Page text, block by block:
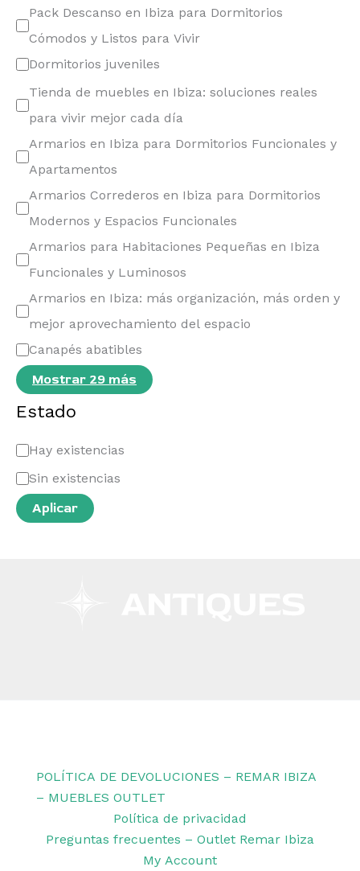
Pack Descanso en Ibiza para Dormitorios
Cómodos y Listos para Vivir
Dormitorios juveniles
Tienda de muebles en Ibiza: soluciones reales
para vivir mejor cada día
Armarios en Ibiza para Dormitorios Funcionales y
Apartamentos
Armarios Correderos en Ibiza para Dormitorios
Modernos y Espacios Funcionales
Armarios para Habitaciones Pequeñas en Ibiza
Funcionales y Luminosos
Armarios en Ibiza: más organización, más orden y
mejor aprovechamiento del espacio
Canapés abatibles
Mostrar 29 más
Estado
Hay existencias
Sin existencias
Aplicar
POLÍTICA DE DEVOLUCIONES – REMAR IBIZA
– MUEBLES OUTLET
Política de privacidad
Preguntas frecuentes – Outlet Remar Ibiza
My Account